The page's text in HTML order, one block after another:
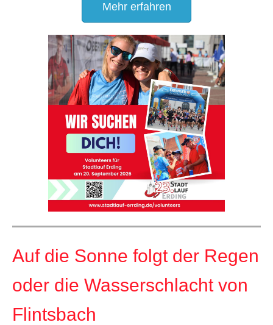
Mehr erfahren
Auf die Sonne folgt der Regen
oder die Wasserschlacht von
Flintsbach